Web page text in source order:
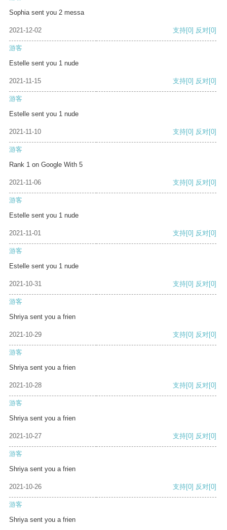
Sophia sent you 2 messa
2021-12-02 支持[0] 反对[0]
游客
Estelle sent you 1 nude
2021-11-15 支持[0] 反对[0]
游客
Estelle sent you 1 nude
2021-11-10 支持[0] 反对[0]
游客
Rank 1 on Google With 5
2021-11-06 支持[0] 反对[0]
游客
Estelle sent you 1 nude
2021-11-01 支持[0] 反对[0]
游客
Estelle sent you 1 nude
2021-10-31 支持[0] 反对[0]
游客
Shriya sent you a frien
2021-10-29 支持[0] 反对[0]
游客
Shriya sent you a frien
2021-10-28 支持[0] 反对[0]
游客
Shriya sent you a frien
2021-10-27 支持[0] 反对[0]
游客
Shriya sent you a frien
2021-10-26 支持[0] 反对[0]
游客
Shriya sent you a frien